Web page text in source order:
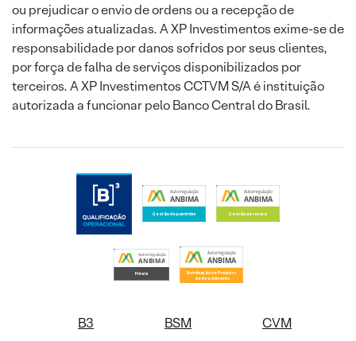
ou prejudicar o envio de ordens ou a recepção de
informações atualizadas. A XP Investimentos exime-se de
responsabilidade por danos sofridos por seus clientes,
por força de falha de serviços disponibilizados por
terceiros. A XP Investimentos CCTVM S/A é instituição
autorizada a funcionar pelo Banco Central do Brasil.
B3 BSM CVM